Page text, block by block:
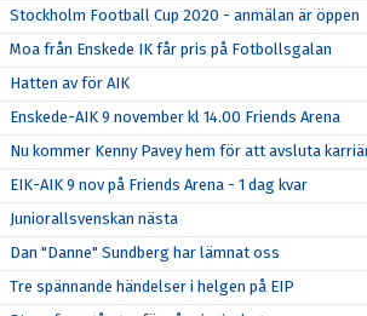
Stockholm Football Cup 2020 - anmälan är öppen
Moa från Enskede IK får pris på Fotbollsgalan
Hatten av för AIK
Enskede-AIK 9 november kl 14.00 Friends Arena
Nu kommer Kenny Pavey hem för att avsluta
EIK-AIK 9 nov på Friends Arena - 1 dag kvar
Juniorallsvenskan nästa
Dan "Danne" Sundberg har lämnat oss
Tre spännande händelser i helgen på EIP